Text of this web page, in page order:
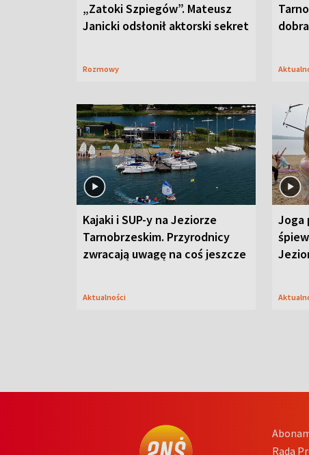
„Zatoki Szpiegów”. Mateusz
Janicki odsłonił aktorski sekret
Rozmowy
Kajaki i SUP-y na Jeziorze
Tarnobrzeskim. Przyrodnicy
zwracają uwagę na coś jeszcze
Aktualności
Joga
Rada